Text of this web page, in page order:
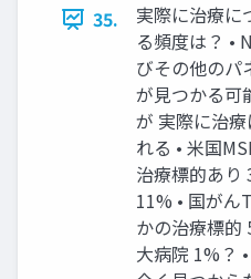
35.
実際に治療に
る頻度は？ •
びその他のパ
が⾒つかる可
が 実際に治
れる • ⽶国
治療標的あり
11% • 国がん
かの治療標的
⼤病院 1%？